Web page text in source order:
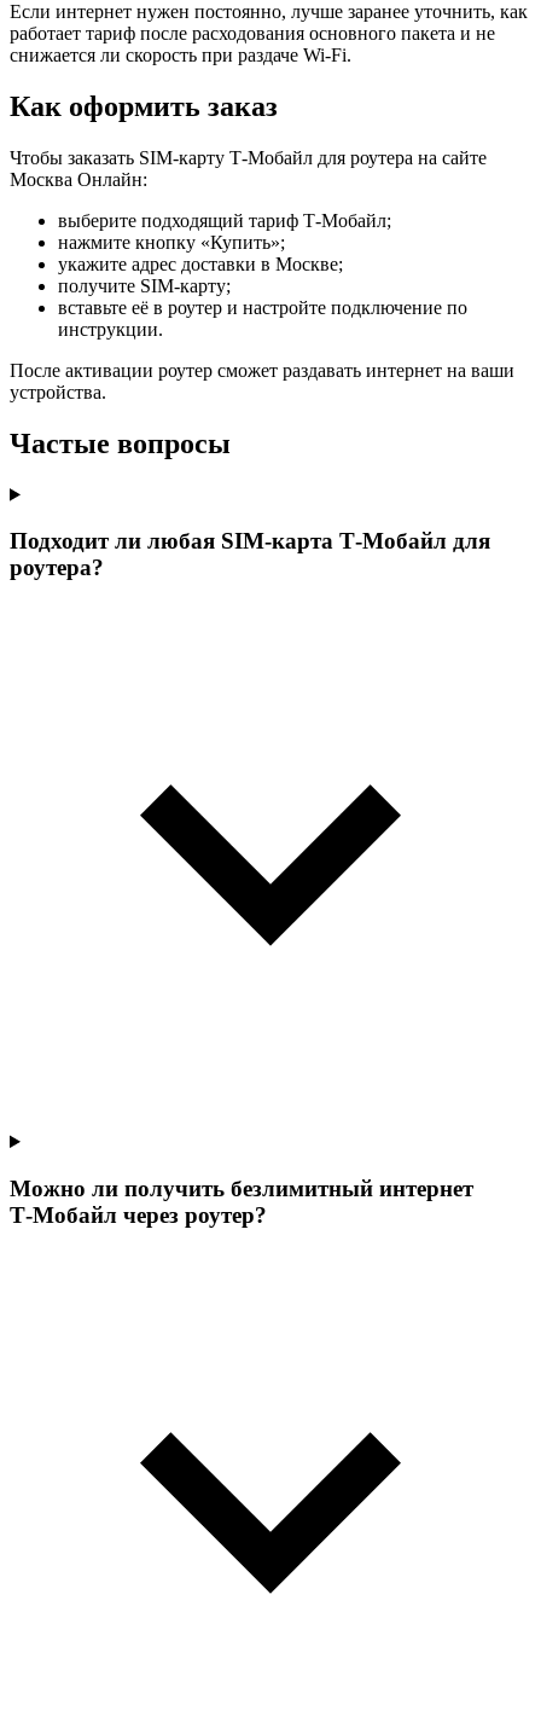
Если интернет нужен постоянно, лучше заранее уточнить, как
работает тариф после расходования основного пакета и не
снижается ли скорость при раздаче Wi-Fi.
Как оформить заказ
Чтобы заказать SIM-карту Т‑Мобайл для роутера на сайте
Москва Онлайн:
выберите подходящий тариф Т‑Мобайл;
нажмите кнопку «Купить»;
укажите адрес доставки в Москве;
получите SIM-карту;
вставьте её в роутер и настройте подключение по
инструкции.
После активации роутер сможет раздавать интернет на ваши
устройства.
Частые вопросы
Подходит ли любая SIM-карта Т‑Мобайл для
роутера?
Можно ли получить безлимитный интернет
Т‑Мобайл через роутер?